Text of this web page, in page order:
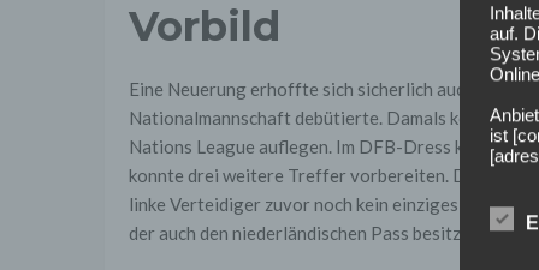
Vorbild
Eine Neuerung erhoffte sich sicherlich auch
Nationalmannschaft debütierte. Damals konnte
Nations League auflegen. Im DFB-Dress kam der
konnte drei weitere Treffer vorbereiten. Das
linke Verteidiger zuvor noch kein einziges Spiel
der auch den niederländischen Pass besitzt, für
auf.
ist
Der